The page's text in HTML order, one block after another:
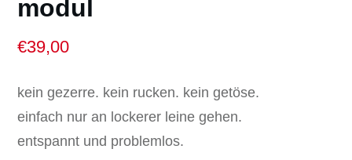
modul
€39,00
kein gezerre. kein rucken. kein getöse.
einfach nur an lockerer leine gehen.
entspannt und problemlos.